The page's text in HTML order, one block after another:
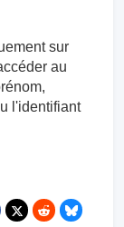
sur
au
l'identifiant